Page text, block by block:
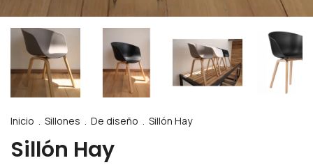
Inicio Sillones De diseño Sillón Hay
Sillón Hay